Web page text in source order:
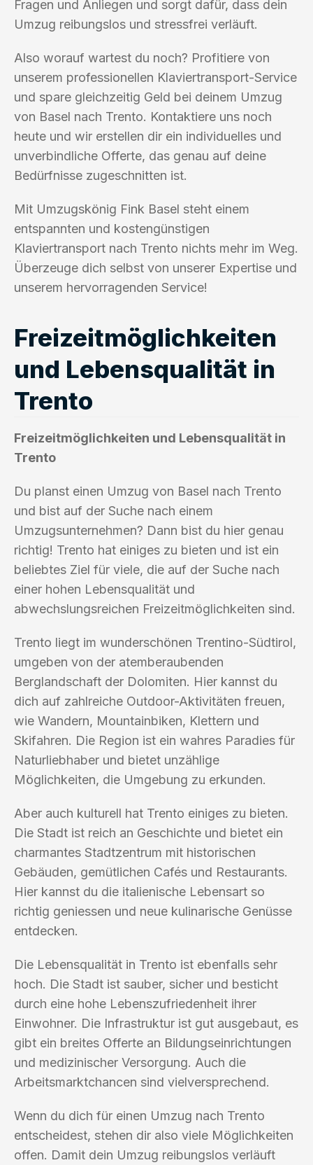
Fragen und Anliegen und sorgt dafür, dass dein
Umzug reibungslos und stressfrei verläuft.
Also worauf wartest du noch? Profitiere von
unserem professionellen Klaviertransport-Service
und spare gleichzeitig Geld bei deinem Umzug
von Basel nach Trento. Kontaktiere uns noch
heute und wir erstellen dir ein individuelles und
unverbindliche Offerte, das genau auf deine
Bedürfnisse zugeschnitten ist.
Mit Umzugskönig Fink Basel steht einem
entspannten und kostengünstigen
Klaviertransport nach Trento nichts mehr im Weg.
Überzeuge dich selbst von unserer Expertise und
unserem hervorragenden Service!
Freizeitmöglichkeiten
und Lebensqualität in
Trento
Freizeitmöglichkeiten und Lebensqualität in
Trento
Du planst einen Umzug von Basel nach Trento
und bist auf der Suche nach einem
Umzugsunternehmen? Dann bist du hier genau
richtig! Trento hat einiges zu bieten und ist ein
beliebtes Ziel für viele, die auf der Suche nach
einer hohen Lebensqualität und
abwechslungsreichen Freizeitmöglichkeiten sind.
Trento liegt im wunderschönen Trentino-Südtirol,
umgeben von der atemberaubenden
Berglandschaft der Dolomiten. Hier kannst du
dich auf zahlreiche Outdoor-Aktivitäten freuen,
wie Wandern, Mountainbiken, Klettern und
Skifahren. Die Region ist ein wahres Paradies für
Naturliebhaber und bietet unzählige
Möglichkeiten, die Umgebung zu erkunden.
Aber auch kulturell hat Trento einiges zu bieten.
Die Stadt ist reich an Geschichte und bietet ein
charmantes Stadtzentrum mit historischen
Gebäuden, gemütlichen Cafés und Restaurants.
Hier kannst du die italienische Lebensart so
richtig geniessen und neue kulinarische Genüsse
entdecken.
Die Lebensqualität in Trento ist ebenfalls sehr
hoch. Die Stadt ist sauber, sicher und besticht
durch eine hohe Lebenszufriedenheit ihrer
Einwohner. Die Infrastruktur ist gut ausgebaut, es
gibt ein breites Offerte an Bildungseinrichtungen
und medizinischer Versorgung. Auch die
Arbeitsmarktchancen sind vielversprechend.
Wenn du dich für einen Umzug nach Trento
entscheidest, stehen dir also viele Möglichkeiten
offen. Damit dein Umzug reibungslos verläuft